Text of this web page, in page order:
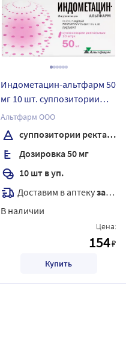
Индометацин-альтфарм 50
мг 10 шт. суппозитории
ректальные
Альтфарм ООО
суппозитории ректальные
Дозировка 50 мг
10 шт в уп.
Доставим в аптекузавтра
В наличии
Цена:
154₽
Купить